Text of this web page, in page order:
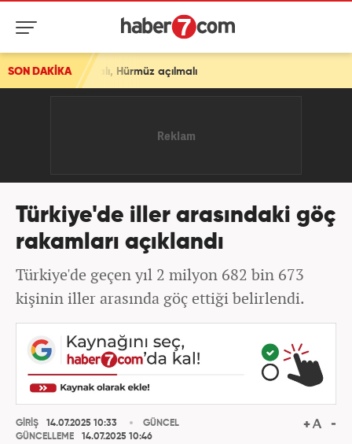
SON DAKİKA
Hürmüz açılmalı
Türkiye'de iller arasındaki göç
rakamları açıklandı
Türkiye'de geçen yıl 2 milyon 682 bin 673
kişinin iller arasında göç ettiği belirlendi.
GİRİŞ
14.07.2025 10:33
GÜNCELLEME
14.07.2025 10:46
GÜNCEL